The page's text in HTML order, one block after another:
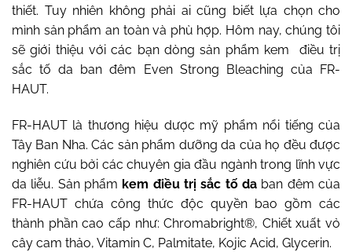
thiết. Tuy nhiên không phải ai cũng biết lựa chọn cho
mình sản phẩm an toàn và phù hợp. Hôm nay, chúng tôi
sẽ giới thiệu với các bạn dòng sản phẩm kem điều trị
sắc tố da ban đêm Even Strong Bleaching của FR-
HAUT.
FR-HAUT là thương hiệu dược mỹ phẩm nổi tiếng của
Tây Ban Nha. Các sản phẩm dưỡng da của họ đều được
nghiên cứu bởi các chuyên gia đầu ngành trong lĩnh vực
da liễu. Sản phẩm kem điều trị sắc tố da ban đêm của
FR-HAUT chứa công thức độc quyền bao gồm các
thành phần cao cấp như: Chromabright®, Chiết xuất vỏ
cây cam thảo, Vitamin C, Palmitate, Kojic Acid, Glycerin.